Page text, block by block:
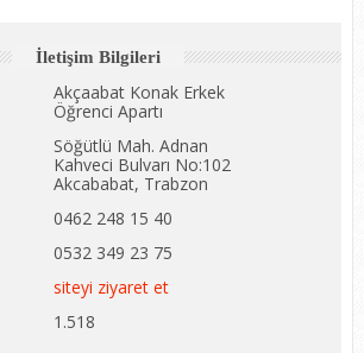
İletişim Bilgileri
Akçaabat Konak Erkek
Öğrenci Apartı
Söğütlü Mah. Adnan
Kahveci Bulvarı No:102
Akcababat, Trabzon
0462 248 15 40
0532 349 23 75
siteyi ziyaret et
1.518